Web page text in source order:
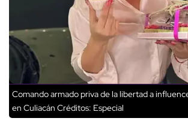
Comando armado priva de la libertad a
en Culiacán Créditos: Especial